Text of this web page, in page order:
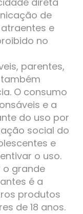
de
e
no
parentes,
O consumo
e a
do uso por
social do
e
o uso.
o grande
é a
produtos
de 18 anos.